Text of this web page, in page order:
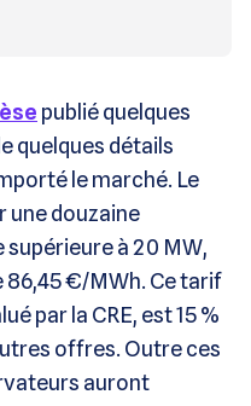
publié quelques
quelques détails
le marché. Le
douzaine
supérieure à 20 MW,
86,45 €/MWh. Ce tarif
par la CRE, est 15 %
offres. Outre ces
auront